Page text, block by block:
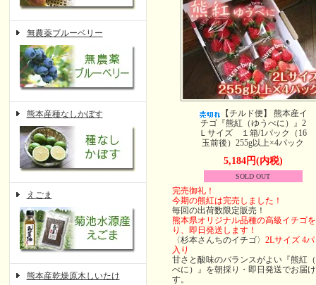
無農薬ブルーベリー
熊本産種なしかぼす
えごま
熊本産乾燥原木しいたけ
【チルド便】 熊本産イ
チゴ『熊紅（ゆうべに）』2
Ｌサイズ １箱/1パック（16
玉前後）255g以上×4パック
5,184円(内税)
SOLD OUT
完売御礼！
今期の熊紅は完売しました！
毎回の出荷数限定販売！
熊本県オリジナル品種の高級イチゴ
り、即日発送します！
〈杉本さんちのイチゴ〉 2Lサイズ 4
入り
甘さと酸味のバランスがよい『熊紅
べに）』を朝採り・即日発送でお届
す。